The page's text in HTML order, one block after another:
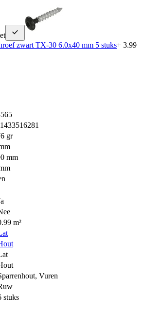
zwart TX-30 6.0x40 mm 5 stuks+ 3.99
gr
mm
m²
, Vuren
stuks